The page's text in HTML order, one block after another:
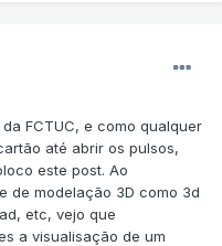
FCTUC, e como qualquer
até abrir os pulsos,
este post. Ao
de modelação 3D como 3d
etc, vejo que
a visualisação de um